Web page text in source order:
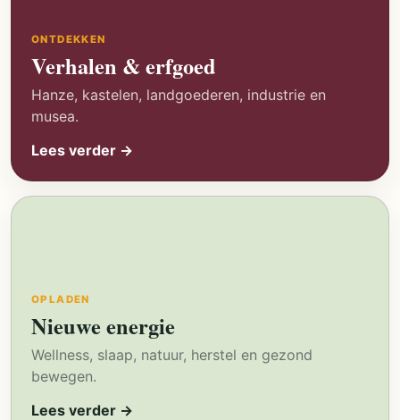
ONTDEKKEN
Verhalen & erfgoed
Hanze, kastelen, landgoederen, industrie en
musea.
Lees verder →
OPLADEN
Nieuwe energie
Wellness, slaap, natuur, herstel en gezond
bewegen.
Lees verder →